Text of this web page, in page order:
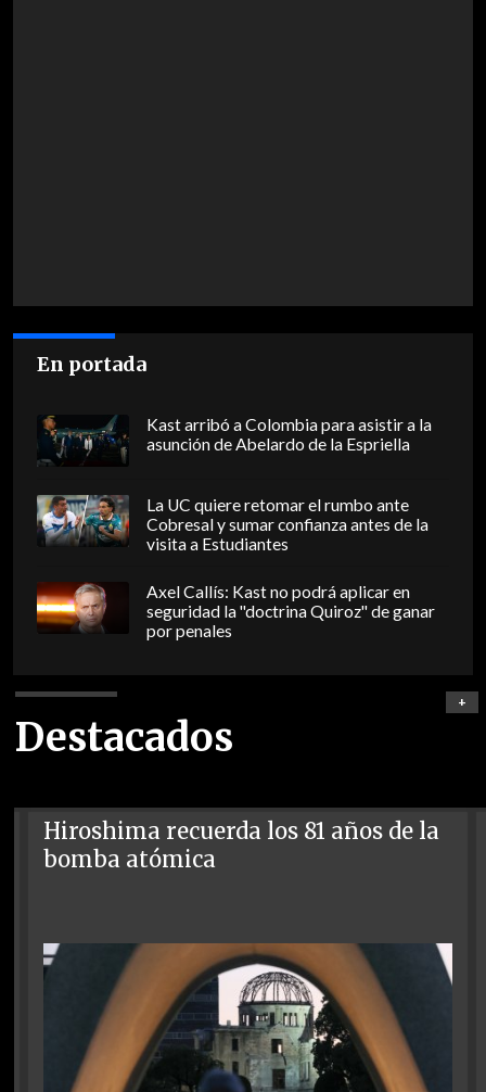
En portada
Kast arribó a Colombia para asistir a la
asunción de Abelardo de la Espriella
La UC quiere retomar el rumbo ante
Cobresal y sumar confianza antes de la
visita a Estudiantes
Axel Callís: Kast no podrá aplicar en
seguridad la "doctrina Quiroz" de ganar
por penales
Destacados
+
Hiroshima recuerda los 81 años de la
bomba atómica